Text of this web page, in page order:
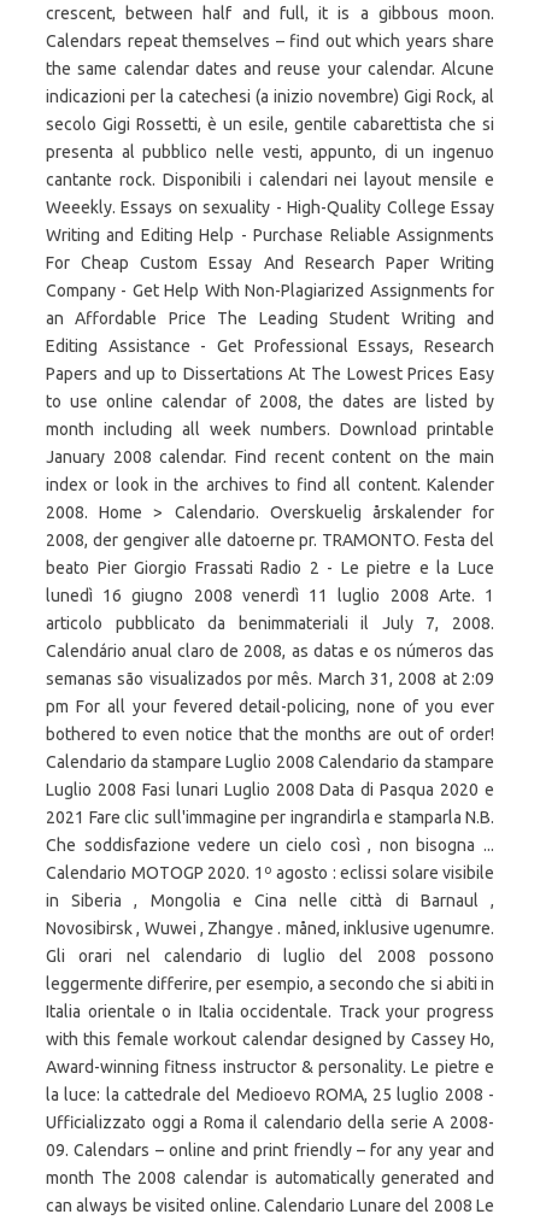
crescent, between half and full, it is a gibbous moon.
Calendars repeat themselves – find out which years share
the same calendar dates and reuse your calendar. Alcune
indicazioni per la catechesi (a inizio novembre) Gigi Rock, al
secolo Gigi Rossetti, è un esile, gentile cabarettista che si
presenta al pubblico nelle vesti, appunto, di un ingenuo
cantante rock. Disponibili i calendari nei layout mensile e
Weeekly. Essays on sexuality - High-Quality College Essay
Writing and Editing Help - Purchase Reliable Assignments
For Cheap Custom Essay And Research Paper Writing
Company - Get Help With Non-Plagiarized Assignments for
an Affordable Price The Leading Student Writing and
Editing Assistance - Get Professional Essays, Research
Papers and up to Dissertations At The Lowest Prices Easy
to use online calendar of 2008, the dates are listed by
month including all week numbers. Download printable
January 2008 calendar. Find recent content on the main
index or look in the archives to find all content. Kalender
2008. Home > Calendario. Overskuelig årskalender for
2008, der gengiver alle datoerne pr. TRAMONTO. Festa del
beato Pier Giorgio Frassati Radio 2 - Le pietre e la Luce
lunedì 16 giugno 2008 venerdì 11 luglio 2008 Arte. 1
articolo pubblicato da benimmateriali il July 7, 2008.
Calendário anual claro de 2008, as datas e os números das
semanas são visualizados por mês. March 31, 2008 at 2:09
pm For all your fevered detail-policing, none of you ever
bothered to even notice that the months are out of order!
Calendario da stampare Luglio 2008 Calendario da stampare
Luglio 2008 Fasi lunari Luglio 2008 Data di Pasqua 2020 e
2021 Fare clic sull'immagine per ingrandirla e stamparla N.B.
Che soddisfazione vedere un cielo così , non bisogna ...
Calendario MOTOGP 2020. 1º agosto : eclissi solare visibile
in Siberia , Mongolia e Cina nelle città di Barnaul ,
Novosibirsk , Wuwei , Zhangye . måned, inklusive ugenumre.
Gli orari nel calendario di luglio del 2008 possono
leggermente differire, per esempio, a secondo che si abiti in
Italia orientale o in Italia occidentale. Track your progress
with this female workout calendar designed by Cassey Ho,
Award-winning fitness instructor & personality. Le pietre e
la luce: la cattedrale del Medioevo ROMA, 25 luglio 2008 -
Ufficializzato oggi a Roma il calendario della serie A 2008-
09. Calendars – online and print friendly – for any year and
month The 2008 calendar is automatically generated and
can always be visited online. Calendario Lunare del 2008 Le